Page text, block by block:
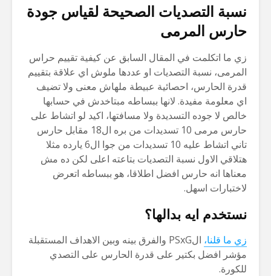
نسبة التصديات الصحيحة لقياس جودة
حارس المرمى
زي ما اتكلمت في المقال السابق عن كيفية تقييم حراس
المرمى، نسبة التصديات او عددها ملوش اي علاقة بتقييم
قدرة الحارس، احصائية عبيطة ملهاش معنى ولا تضيف
اي معلومة مفيدة. لانها ببساطه مبتاخدش في حسابها
خالص لا جوده التسديدة ولا مسافتها، اكيد لو اتشاط على
حارس مرمى 10 تسديدات من بره ال18 مقابل حارس
تاني اتشاط عليه 10 تسديدات من جوا ال6 يارده مثلا
هتلاقي الاول نسبة التصديات بتاعته اعلى لكن ده مش
معناها انه حارس افضل اطلاقا، هو ببساطه اتعرض
لاختبارات اسهل.
نستخدم ايه بدالها؟
زي ما قلنا،
الPSxG والفرق بينه وبين الاهداف المستقبلة
مؤشر افضل بكتير على قدرة الحارس على التصدي
للكورة.